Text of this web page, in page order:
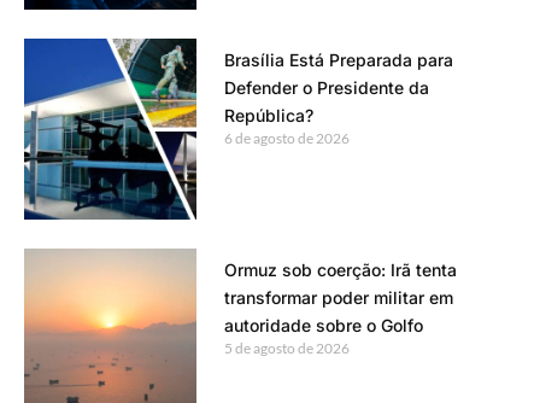
Brasília Está Preparada para
Defender o Presidente da
República?
6 de agosto de 2026
Ormuz sob coerção: Irã tenta
transformar poder militar em
autoridade sobre o Golfo
5 de agosto de 2026